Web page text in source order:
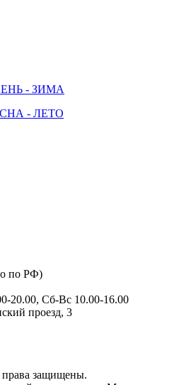
- ЗИМА
- ЛЕТО
по РФ)
20.00, Сб-Вс 10.00-16.00
проезд, 3
права защищены.